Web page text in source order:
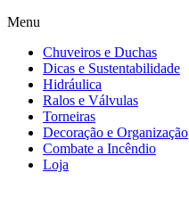
Menu
Chuveiros e Duchas
Dicas e Sustentabilidade
Hidráulica
Ralos e Válvulas
Torneiras
Decoração e Organização
Combate a Incêndio
Loja